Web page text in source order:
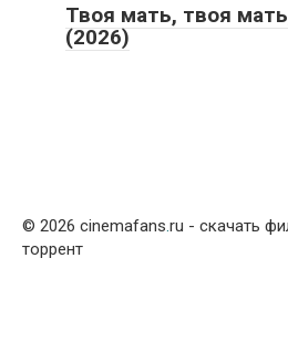
Твоя мать, твоя
(2026)
© 2026 cinemafans ru - скачать
торрент